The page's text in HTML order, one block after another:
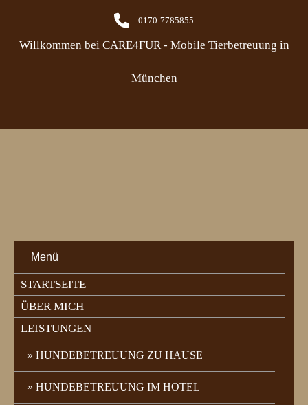
0170-7785855
Willkommen bei CARE4FUR - Mobile Tierbetreuung in
München
Menü
STARTSEITE
ÜBER MICH
LEISTUNGEN
HUNDEBETREUUNG ZU HAUSE
HUNDEBETREUUNG IM HOTEL